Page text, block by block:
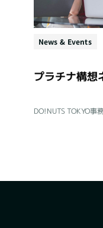
News & Events
DO!NUTS TOKYO事